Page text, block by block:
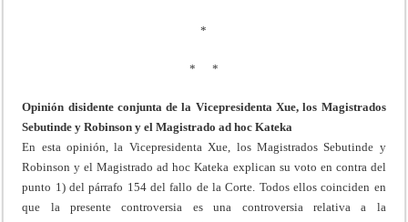
*
* *
Opinión disidente conjunta de la Vicepresidenta Xue, los Magistrados
Sebutinde y Robinson y el Magistrado ad hoc Kateka
En esta opinión, la Vicepresidenta Xue, los Magistrados Sebutinde y
Robinson y el Magistrado ad hoc Kateka explican su voto en contra del
punto 1) del párrafo 154 del fallo de la Corte. Todos ellos coinciden en
que la presente controversia es una controversia relativa a la